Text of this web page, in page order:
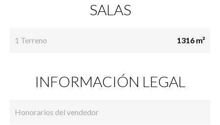
SALAS
1 Terreno 1316 m²
INFORMACIÓN LEGAL
Honorarios del vendedor